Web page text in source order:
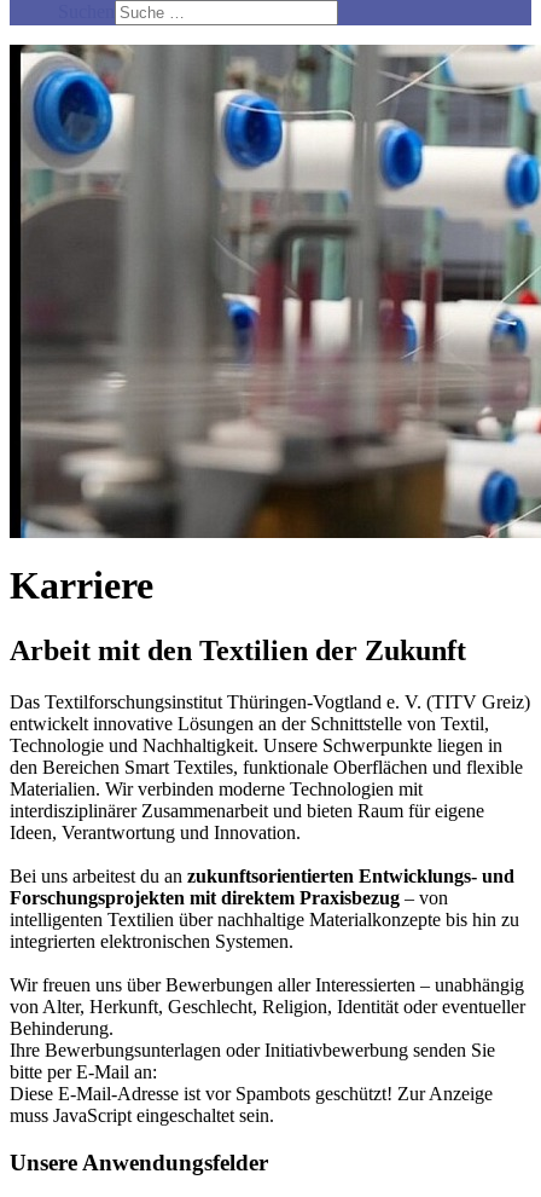
Karriere
Arbeit mit den Textilien der Zukunft
Das Textilforschungsinstitut Thüringen-Vogtland e. V. (TITV Greiz)
entwickelt innovative Lösungen an der Schnittstelle von Textil,
Technologie und Nachhaltigkeit. Unsere Schwerpunkte liegen in
den Bereichen Smart Textiles, funktionale Oberflächen und flexible
Materialien. Wir verbinden moderne Technologien mit
interdisziplinärer Zusammenarbeit und bieten Raum für eigene
Ideen, Verantwortung und Innovation.
Bei uns arbeitest du an zukunftsorientierten Entwicklungs- und
Forschungsprojekten mit direktem Praxisbezug – von
intelligenten Textilien über nachhaltige Materialkonzepte bis hin zu
integrierten elektronischen Systemen.
Wir freuen uns über Bewerbungen aller Interessierten – unabhängig
von Alter, Herkunft, Geschlecht, Religion, Identität oder eventueller
Behinderung.
Ihre Bewerbungsunterlagen oder Initiativbewerbung senden Sie
bitte per E-Mail an:
Diese E-Mail-Adresse ist vor Spambots geschützt! Zur Anzeige
muss JavaScript eingeschaltet sein.
Unsere Anwendungsfelder